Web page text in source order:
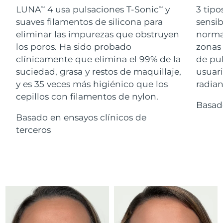
LUNATM 4 usa pulsaciones T-SonicTM
y
suaves filamentos de silicona para
eliminar las impurezas que obstruyen
los poros. Ha sido probado
clínicamente que elimina el 99% de la
suciedad, grasa y restos de maquillaje,
y es 35 veces más higiénico que los
cepillos con filamentos de nylon.
Basado en ensayos clínicos de
terceros
3
de
For healthy hair
18% PAP
Cosméticos Hombres
Comprar todo
FOREO APP
Israel Entrega prevista 15/08/2026
Italia Entrega prevista11/08/2026
Japón Entrega prevista14/08/2026
Jersey Entrega prevista 16/08/2026
13/08/2026
Kuwait
Lituania Entrega prevista11/08/2026